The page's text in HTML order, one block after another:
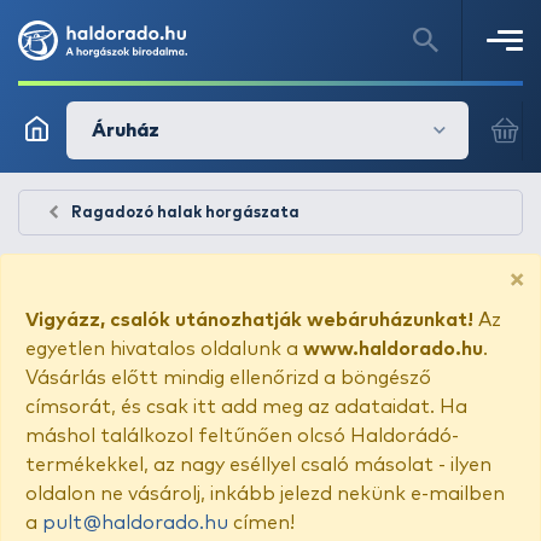
Áruház
Ragadozó halak horgászata
×
Vigyázz, csalók utánozhatják webáruházunkat! Az
egyetlen hivatalos oldalunk a www.haldorado.hu.
Vásárlás előtt mindig ellenőrizd a böngésző
címsorát, és csak itt add meg az adataidat. Ha
máshol találkozol feltűnően olcsó Haldorádó-
termékekkel, az nagy eséllyel csaló másolat - ilyen
oldalon ne vásárolj, inkább jelezd nekünk e-mailben
a pult@haldorado.hu címen!